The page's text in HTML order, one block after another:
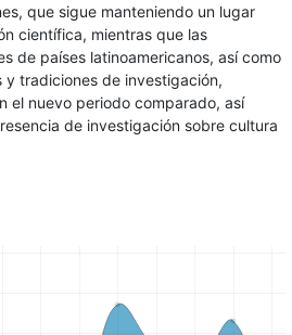
que sigue manteniendo un lugar
científica, mientras que las
de países latinoamericanos, así como
tradiciones de investigación,
el nuevo periodo comparado, así
de investigación sobre cultura